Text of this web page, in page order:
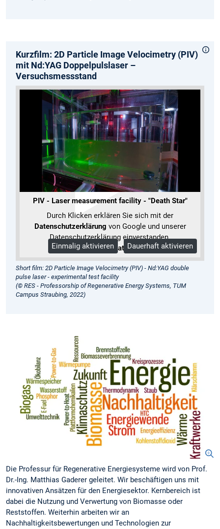
Kurzfilm: 2D Particle Image Velocimetry (PIV)
mit Nd:YAG Doppelpulslaser –
Versuchsmessstand
PIV - Laser measurement facility - "Death Star"
Durch Klicken erklären Sie sich mit der
Datenschutzerklärung von Google und unserer
Datenschutzerklärung einverstanden.
Mehr Informationen
Einmalig aktivieren Dauerhaft aktivieren
Short film: 2D Particle Image Velocimetry (PIV) - Nd:YAG double
pulse laser - experimental test facility
(© RES - Professorship of Regenerative Energy Systems, TUM
Campus Straubing, 2022)
Die Professur für Regenerative Energiesysteme wird von Prof.
Dr.-Ing. Matthias Gaderer geleitet. Wir beschäftigen uns mit
innovativen Ansätzen für den Energiesektor. Kernbereich ist
dabei die Nutzung und Verwertung von Biomasse oder
Reststoffen. Weiterhin arbeiten wir an
Nachhaltigkeitsbewertungen und Technologien zur